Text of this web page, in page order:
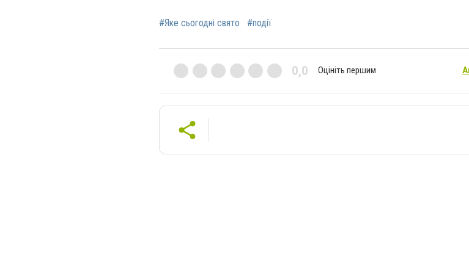
#Яке сьогодні свято #події
0,0 Оцініть першим